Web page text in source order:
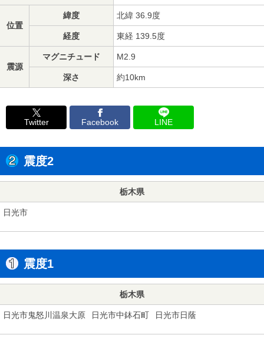
位置
緯度 北緯 36.9度
経度 東経 139.5度
震源
マグニチュード M2.9
深さ 約10km
Twitter Facebook LINE
震度2
栃木県
日光市
震度1
栃木県
日光市鬼怒川温泉大原 日光市中鉢石町 日光市日蔭